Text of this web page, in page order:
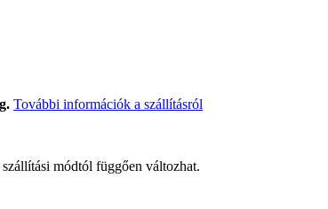
További információk a szállításról
módtól függően változhat.